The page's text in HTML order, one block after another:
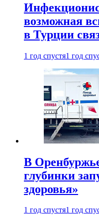
возможная
в Турции
1 год спустя1 год
В
глубинки
здоровья»
1 год спустя1 год